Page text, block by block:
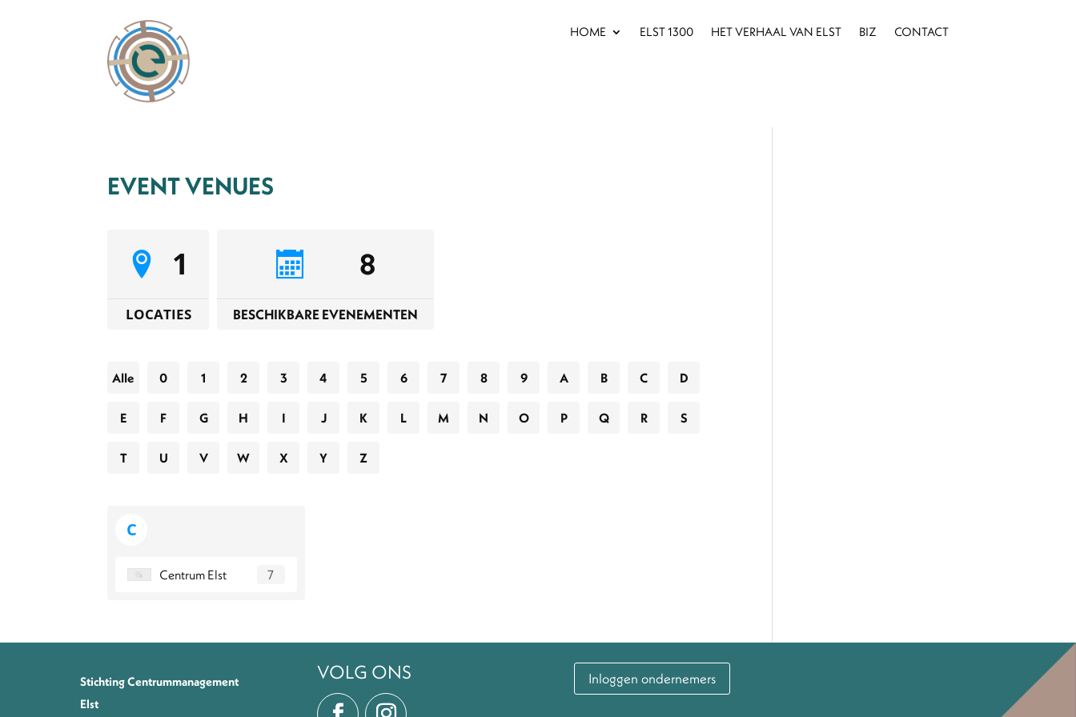
HOME ELST 1300 HET VERHAAL VAN ELST BIZ CONTACT
EVENT VENUES
1
LOCATIES
8
BESCHIKBARE EVENEMENTEN
Alle 0 1 2 3 4 5 6 7 8 9 A B C D
E F G H I J K L M N O P Q R S
T U V W X Y Z
C
Centrum Elst 7
Stichting Centrummanagement
Elst
VOLG ONS Inloggen ondernemers